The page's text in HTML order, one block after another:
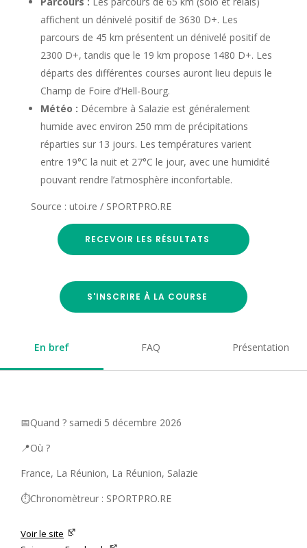
affichent un dénivelé positif de 3630 D+. Les
parcours de 45 km présentent un dénivelé positif de
2300 D+, tandis que le 19 km propose 1480 D+. Les
départs des différentes courses auront lieu depuis le
Champ de Foire d’Hell-Bourg.
Météo : Décembre à Salazie est généralement
humide avec environ 250 mm de précipitations
réparties sur 13 jours. Les températures varient
entre 19°C la nuit et 27°C le jour, avec une humidité
pouvant rendre l’atmosphère inconfortable.
Source : utoi.re / SPORTPRO.RE
RECEVOIR LES RÉSULTATS
S'INSCRIRE À LA COURSE
En bref FAQ Présentation
📅Quand ? samedi 5 décembre 2026
📍Où ?
France, La Réunion, La Réunion, Salazie
⏱️Chronomètreur : SPORTPRO.RE
Voir le site